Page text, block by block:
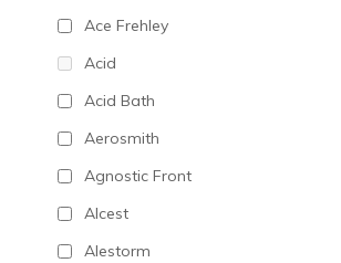
Ace Frehley
Acid
Acid Bath
Aerosmith
Agnostic Front
Alcest
Alestorm